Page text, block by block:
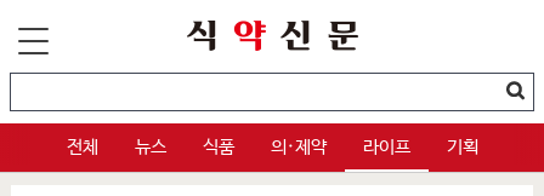
전체 뉴스 식품 의·제약 라이프 기획